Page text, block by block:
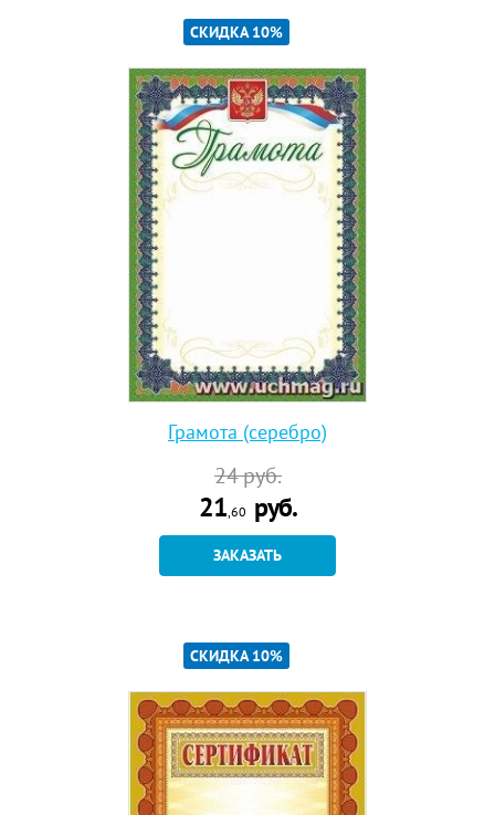
СКИДКА 10%
Грамота (серебро)
24руб.
21,60 руб.
ЗАКАЗАТЬ
СКИДКА 10%